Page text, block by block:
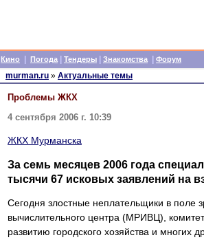
Кино Погода Тендеры Знакомства Форум
murman.ru » Актуальные темы
Проблемы ЖКХ
4 сентября 2006 г. 10:39
ЖКХ Мурманска
За семь месяцев 2006 года
тысячи 67 исковых заявлений на
Сегодня злостные неплательщики в поле
вычислительного центра (МРИВЦ),
развитию городского хозяйства и многих